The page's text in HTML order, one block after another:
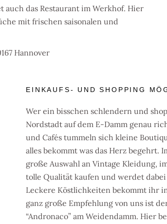
auch das Restaurant im Werkhof. Hier
mit frischen saisonalen und
Hannover
EINKAUFS- UND SHOPPING
Wer ein bisschen schlendern und
Nordstadt auf dem E-Damm genau
und Cafés tummeln sich kleine
alles bekommt was das Herz begehrt.
große Auswahl an Vintage Kleidung,
tolle Qualität kaufen und werdet
Leckere Köstlichkeiten bekommt ihr
ganz große Empfehlung von uns ist
“Andronaco” am Weidendamm. Hier